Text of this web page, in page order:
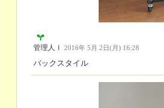
管理人Ｉ 2016年 5月 2日(月) 16:28
バックスタイル